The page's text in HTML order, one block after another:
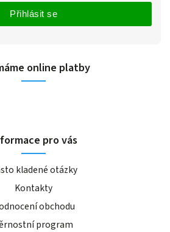
Přihlásit se
online platby
pro vás
kladené otázky
Kontakty
obchodu
program